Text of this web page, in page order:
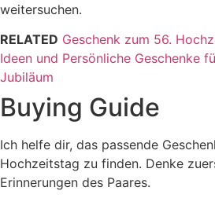
weitersuchen.
RELATED Geschenk zum 56.
Ideen und Persönliche Geschenke
Jubiläum
Buying Guide
Ich helfe dir, das passende
Hochzeitstag zu finden. Denke
Erinnerungen des Paares.